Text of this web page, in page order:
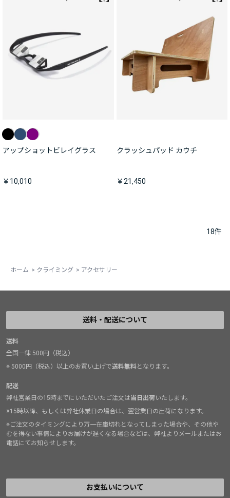
アップショットビレイグラス
￥10,010
クラッシュパッド カウチ
￥21,450
18件
ホーム > クライミング > アクセサリー
送料・配送について
送料
全国一律 500円（税込）
※ 5000円（税込）以上のお買い上げで送料無料となります。
配送
弊社営業日の15時までにいただいたご注文は当日出荷いたします。
※15時以降、もしくは弊社休業日の場合は、翌営業日の出荷になります。
※ご注文のタイミングにより万一在庫切れとなってしまった場合や、その他や
むを得ない事情によりお届けが遅くなる場合などは、弊社よりメールまたはお
電話にてお知らせします。
お支払いについて